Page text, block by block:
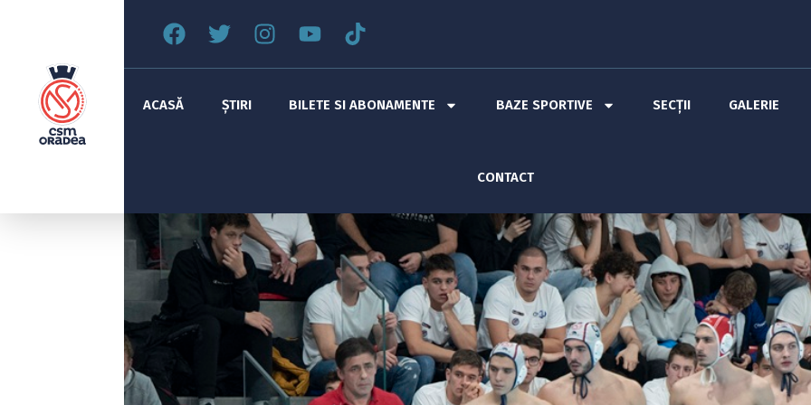
ACASĂ ȘTIRI BILETE SI ABONAMENTE BAZE SPORTIVE SECȚII GALERIE
CONTACT